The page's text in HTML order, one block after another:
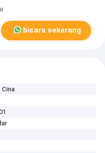
Dalam)
bicara sekarang
Cina